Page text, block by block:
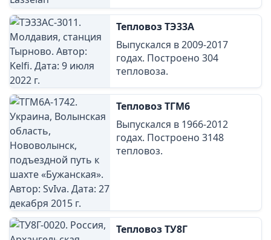
Тепловоз ТЭ33А
Выпускался в 2009-2017
годах. Построено 304
тепловоза.
Тепловоз ТГМ6
Выпускался в 1966-2012
годах. Построено 3148
тепловоз.
Тепловоз ТУ8Г